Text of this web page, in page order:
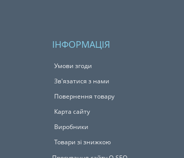
ІНФОРМАЦІЯ
Умови згоди
Зв'язатися з нами
Повернення товару
Карта сайту
Виробники
Товари зі знижкою